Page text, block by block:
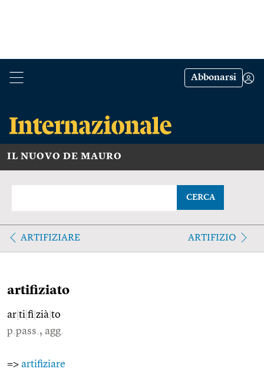
Abbonarsi
IL NUOVO DE MAURO
CERCA
ARTIFIZIARE ARTIFIZIO
artifiziato
ar ti fi zià to
p.pass., agg.
=> artifiziare